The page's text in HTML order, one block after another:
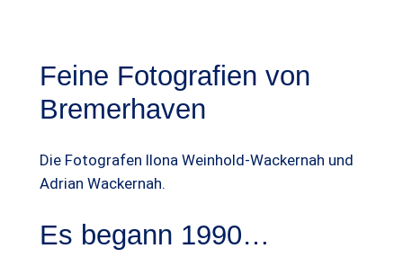
Feine Fotografien von
Bremerhaven
Die Fotografen Ilona Weinhold-Wackernah und
Adrian Wackernah.
Es begann 1990…